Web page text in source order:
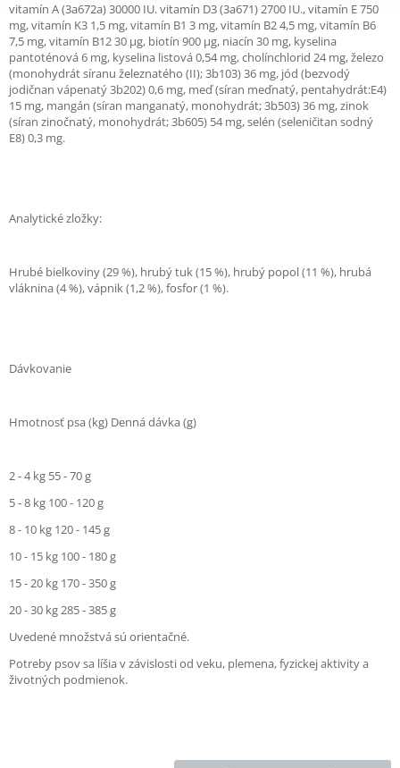
vitamín A (3a672a) 30000 IU. vitamín D3 (3a671) 2700 IU., vitamín E 750
mg, vitamín K3 1,5 mg, vitamín B1 3 mg, vitamín B2 4,5 mg, vitamín B6
7,5 mg, vitamín B12 30 µg, biotín 900 µg, niacín 30 mg, kyselina
pantoténová 6 mg, kyselina listová 0,54 mg, cholínchlorid 24 mg, železo
(monohydrát síranu železnatého (II); 3b103) 36 mg, jód (bezvodý
jodičnan vápenatý 3b202) 0,6 mg, meď (síran meďnatý, pentahydrát:E4)
15 mg, mangán (síran manganatý, monohydrát; 3b503) 36 mg, zinok
(síran zinočnatý, monohydrát; 3b605) 54 mg, selén (seleničitan sodný
E8) 0,3 mg.
Analytické zložky:
Hrubé bielkoviny (29 %), hrubý tuk (15 %), hrubý popol (11 %), hrubá
vláknina (4 %), vápnik (1,2 %), fosfor (1 %).
Dávkovanie
Hmotnosť psa (kg) Denná dávka (g)
2 - 4 kg 55 - 70 g
5 - 8 kg 100 - 120 g
8 - 10 kg 120 - 145 g
10 - 15 kg 100 - 180 g
15 - 20 kg 170 - 350 g
20 - 30 kg 285 - 385 g
Uvedené množstvá sú orientačné.
Potreby psov sa líšia v závislosti od veku, plemena, fyzickej aktivity a
životných podmienok.